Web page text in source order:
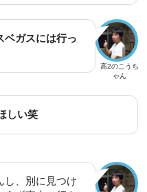
高2のこうち
ゃん
ベガスには行っ
しい笑
し、別に見つけ